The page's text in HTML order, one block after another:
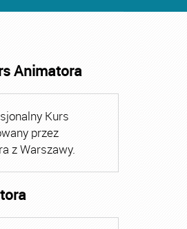
Warszawa
Animatora
Kurs
przez
z Warszawy.